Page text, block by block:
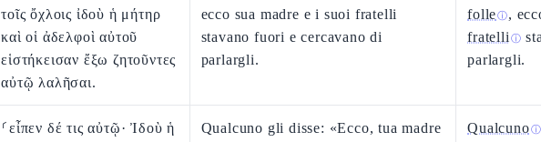
τοῖς ὄχλοις ἰδοὺ ἡ μήτηρ
καὶ οἱ ἀδελφοὶ αὐτοῦ
εἱστήκεισαν ἔξω ζητοῦντες
αὐτῷ λαλῆσαι.
ecco sua madre e i suoi fratelli
stavano fuori e cercavano di
parlargli.
folleⓘ,
fratelli ⓘ
parlargli.
⸂εἶπεν δέ τις αὐτῷ· Ἰδοὺ ἡ
Qualcuno gli disse: «Ecco, tua madre
Qualcunoⓘ